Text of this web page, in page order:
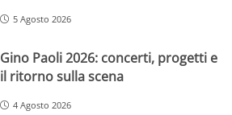
5 Agosto 2026
Gino Paoli 2026: concerti, progetti e
il ritorno sulla scena
4 Agosto 2026